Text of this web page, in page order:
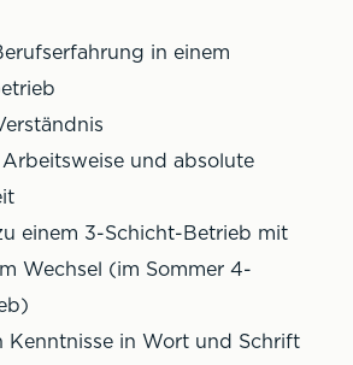
in einem
und absolute
einem 3-Schicht-Betrieb mit
Wechsel (im Sommer 4-
Kenntnisse in Wort und Schrift